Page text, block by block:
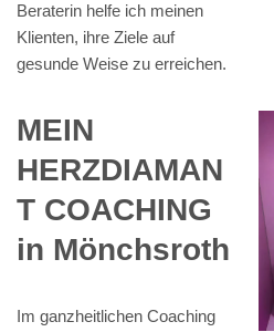
Beraterin helfe ich meinen
Klienten, ihre Ziele auf
gesunde Weise zu erreichen.
MEIN
HERZDIAMAN
T COACHING
in Mönchsroth
Im ganzheitlichen Coaching